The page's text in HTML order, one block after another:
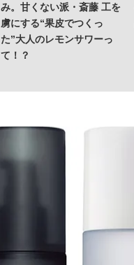
み。甘くない派・斎藤 工を
虜にする“果皮でつくっ
た”大人のレモンサワーっ
て！？